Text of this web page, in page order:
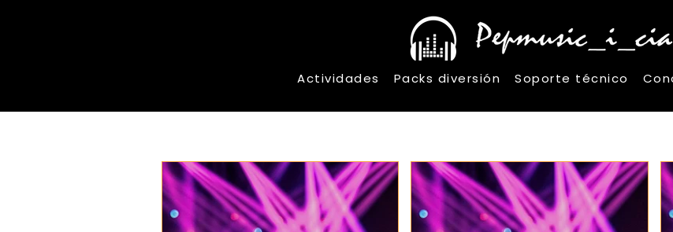
Actividades Packs diversión Soporte técnico